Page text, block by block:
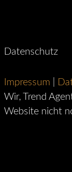
Datenschutz
Impressum
Wir, Trend
Website nicht